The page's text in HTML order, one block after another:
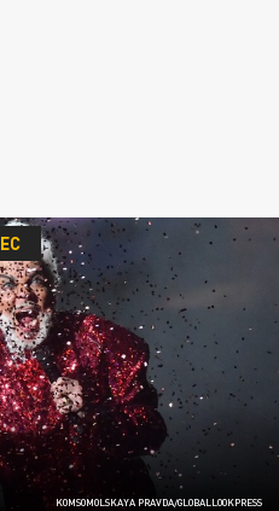
KOMSOMOLSKAYA PRAVDA/GLOBALLOOKPRESS